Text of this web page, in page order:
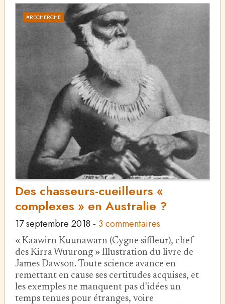
#RECHERCHE
Des chasseurs-cueilleurs «
complexes » en Australie ?
17 septembre 2018 - 3 commentaires
« Kaawirn Kuunawarn (Cygne siffleur), chef
des Kirra Wuurong » Illustration du livre de
James Dawson. Toute science avance en
remettant en cause ses certitudes acquises, et
les exemples ne manquent pas d'idées un
temps tenues pour étranges, voire